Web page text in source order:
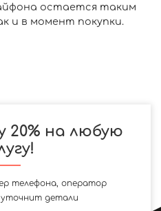
остается таким
и в момент покупки.
20% на любую
телефона, оператор
уточнит детали